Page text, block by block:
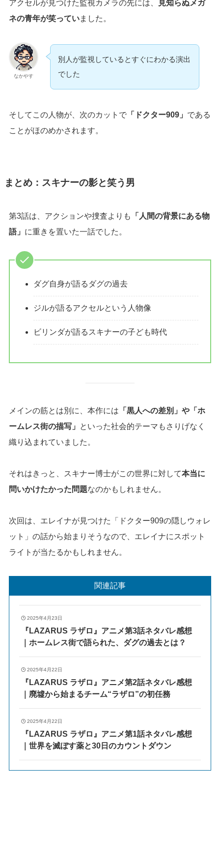
アクセルが見つけた監視カメラの先には、
見知らぬメガ
ネの青年が笑っていました。
なかやす
別人が監視しているとすぐにわかる演出
でした
そしてこの人物が、次のカットで「ドクター909」 である
ことがほのめかされます。
まとめ：スキナーの影と笑う男
第3話は、アクションや捜査よりも
「人間の背景にある物
語」 に重きを置いた一話でした。
ダグ自身が語るダグの過去
ジルが語るアクセルという人物像
ビリンダが語るスキナーの子ども時代
メインの筋とは別に、本作には 「黒人への差別」や「ホ
ームレス街の描写」
といった社会的テーマもさりげなく
織り込まれていました。
それはきっと、スキナー博士がこの世界に対して本当に
問いかけたかった問題なのかもしれません。
次回は、エレイナが見つけた「ドクター909の隠しウォレ
ット」の話から始まりそうなので、エレイナにスポット
ライトが当たるかもしれません。
関連記事
2025年4月23日
『LAZARUS ラザロ』アニメ第3話ネタバレ感想
｜ホームレス街で語られた、ダグの過去とは？
2025年4月22日
『LAZARUS ラザロ』アニメ第2話ネタバレ感想
｜廃墟から始まるチーム“ラザロ”の初任務
2025年4月22日
『LAZARUS ラザロ』アニメ第1話ネタバレ感想
｜世界を滅ぼす薬と30日のカウントダウン